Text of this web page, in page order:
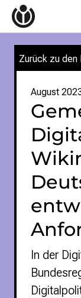
Zum Inhalt
Wikipedia
Spenden
Mitglied werden
Mitmachen
Veranstaltungen
Publikationen
Tech Snacks
Wikimove
Themen
Digitales Ehrenamt
Freie Inhalte
Politische
Digitale Bildung
Zurück zu
August
In der